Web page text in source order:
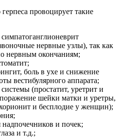
провоцирует такие
нервные узлы), так как
нервным окончаниям;
боль в ухе и снижение
вестибулярного аппарата;
(простатит, уретрит и
шейки матки и уретры,
и бесплодие у женщин);
и почек;
и т.д.;